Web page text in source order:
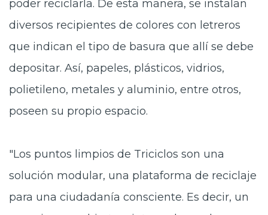
poder reciclarla. De esta manera, se instalan
diversos recipientes de colores con letreros
que indican el tipo de basura que allí se debe
depositar. Así, papeles, plásticos, vidrios,
polietileno, metales y aluminio, entre otros,
poseen su propio espacio.
"Los puntos limpios de Triciclos son una
solución modular, una plataforma de reciclaje
para una ciudadanía consciente. Es decir, un